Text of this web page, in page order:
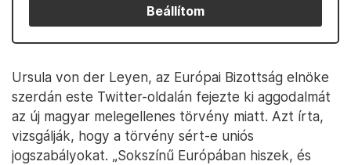
Beállítom
Ursula von der Leyen, az Európai Bizottság elnöke
szerdán este Twitter-oldalán fejezte ki aggodalmát
az új magyar melegellenes törvény miatt. Azt írta,
vizsgálják, hogy a törvény sért-e uniós
jogszabályokat. „Sokszínű Európában hiszek, és